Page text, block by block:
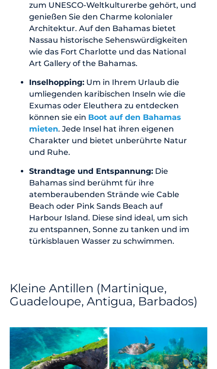
zum UNESCO-Weltkulturerbe gehört, und
genießen Sie den Charme kolonialer
Architektur. Auf den Bahamas bietet
Nassau historische Sehenswürdigkeiten
wie das Fort Charlotte und das National
Art Gallery of the Bahamas.
Inselhopping: Um in Ihrem Urlaub die
umliegenden karibischen Inseln wie die
Exumas oder Eleuthera zu entdecken
können sie ein Boot auf den Bahamas
mieten. Jede Insel hat ihren eigenen
Charakter und bietet unberührte Natur
und Ruhe.
Strandtage und Entspannung: Die
Bahamas sind berühmt für ihre
atemberaubenden Strände wie Cable
Beach oder Pink Sands Beach auf
Harbour Island. Diese sind ideal, um sich
zu entspannen, Sonne zu tanken und im
türkisblauen Wasser zu schwimmen.
Kleine Antillen (Martinique,
Guadeloupe, Antigua, Barbados)